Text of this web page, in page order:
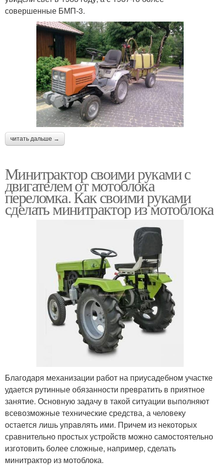
совершенные БМП-3.
читать дальше →
Минитрактор своими руками с
двигателем от мотоблока
переломка. Как своими руками
сделать минитрактор из мотоблока
Благодаря механизации работ на приусадебном участке
удается рутинные обязанности превратить в приятное
занятие. Основную задачу в такой ситуации выполняют
всевозможные технические средства, а человеку
остается лишь управлять ими. Причем из некоторых
сравнительно простых устройств можно самостоятельно
изготовить более сложные, например, сделать
минитрактор из мотоблока.